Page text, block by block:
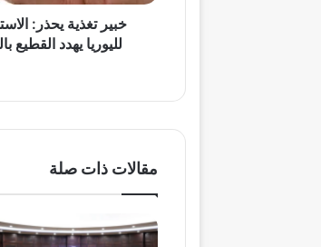
المفاجئخبير تغذية يحذر:
لليوريا يهدد القطيع
مقالات ذات صلة